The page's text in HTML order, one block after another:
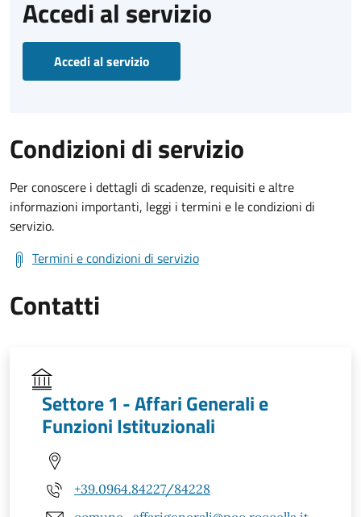
Accedi al servizio
Accedi al servizio
Condizioni di servizio
Per conoscere i dettagli di scadenze, requisiti e altre
informazioni importanti, leggi i termini e le condizioni di
servizio.
Termini e condizioni di servizio
Contatti
Settore 1 - Affari Generali e
Funzioni Istituzionali
+39.0964.84227/84228